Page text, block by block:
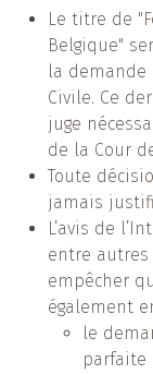
Le titre de
Belgique"
la demande
Civile. Ce
juge
de la Cour
Toute
jamais
L’avis de
entre
empêcher
également
le
parfaite